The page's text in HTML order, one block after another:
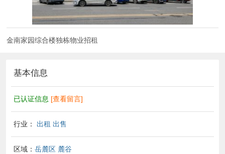
金南家园综合楼独栋物业招租
基本信息
已认证信息 [查看留言]
行业： 出租 出售
区域： 岳麓区 麓谷